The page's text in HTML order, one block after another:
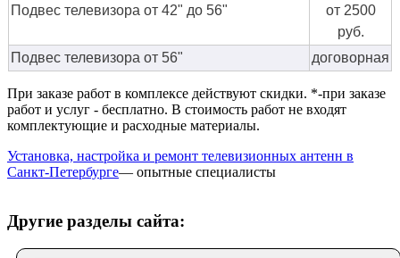
Подвес телевизора от 42" до 56"
от 2500
руб.
Подвес телевизора от 56"
договорная
При заказе работ в комплексе действуют скидки. *-при заказе
работ и услуг - бесплатно. В стоимость работ не входят
комплектующие и расходные материалы.
Установка, настройка и ремонт телевизионных антенн в
Санкт-Петербурге— опытные специалисты
Другие разделы сайта: